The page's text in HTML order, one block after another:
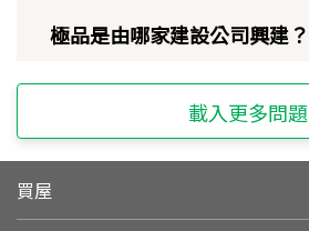
極品是由哪家建設公司興建？
載入更多問題
買屋